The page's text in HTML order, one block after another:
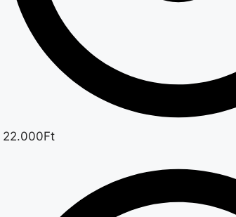
22.000Ft